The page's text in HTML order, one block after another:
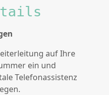
auf Ihre
ein und
Telefonassistenz